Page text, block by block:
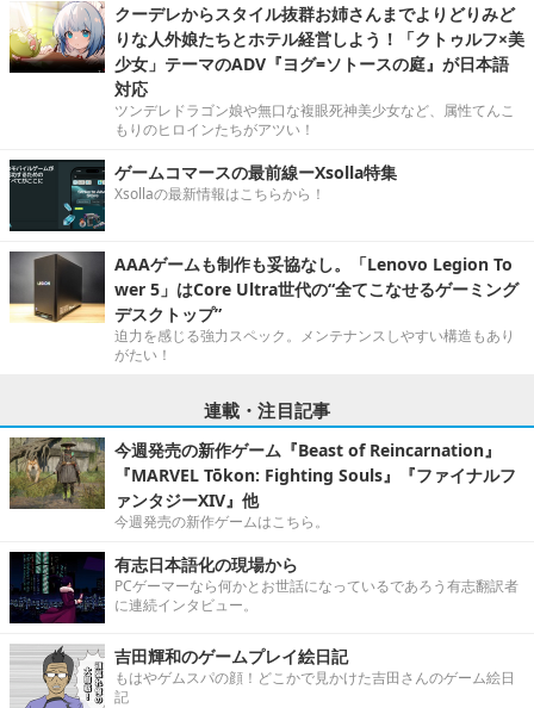
クーデレからスタイル抜群お姉さんまでよりどりみど
りな人外娘たちとホテル経営しよう！「クトゥルフ×美
少女」テーマのADV『ヨグ=ソトースの庭』が日本語
対応
ツンデレドラゴン娘や無口な複眼死神美少女など、属性てんこ
もりのヒロインたちがアツい！
ゲームコマースの最前線ーXsolla特集
Xsollaの最新情報はこちらから！
AAAゲームも制作も妥協なし。「Lenovo Legion To
wer 5」はCore Ultra世代の“全てこなせるゲーミング
デスクトップ”
迫力を感じる強力スペック。メンテナンスしやすい構造もあり
がたい！
連載・注目記事
今週発売の新作ゲーム『Beast of Reincarnation』
『MARVEL Tōkon: Fighting Souls』『ファイナルフ
ァンタジーXIV』他
今週発売の新作ゲームはこちら。
有志日本語化の現場から
PCゲーマーなら何かとお世話になっているであろう有志翻訳者
に連続インタビュー。
吉田輝和のゲームプレイ絵日記
もはやゲムスパの顔！どこかで見かけた吉田さんのゲーム絵日
記